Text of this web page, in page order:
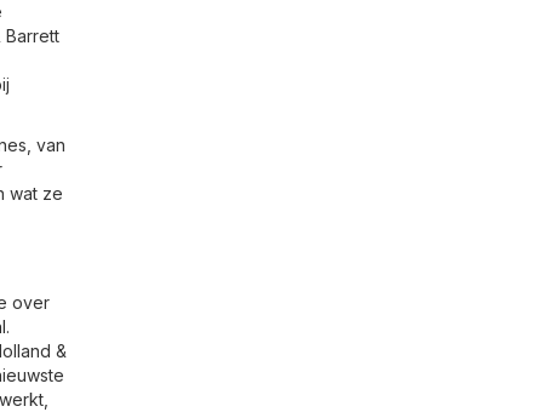
Barrett
van
wat ze
over
.
&